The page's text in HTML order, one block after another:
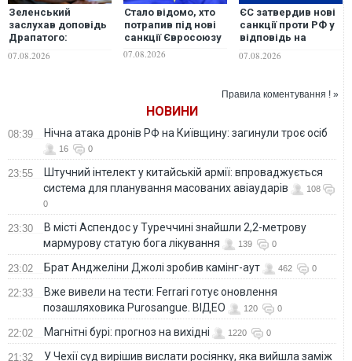
Зеленський
заслухав доповідь
Драпатого:
питання захисту
07.08.2026
Стало відомо, хто
потрапив під нові
санкції Євросоюзу
07.08.2026
ЄС затвердив нові
санкції проти РФ у
відповідь на
Україні
07.08.2026
Правила коментування ! »
НОВИНИ
08:39 Нічна атака дронів РФ на Київщину: загинули троє осіб
16 0
23:55
Штучний інтелект у китайській армії: впроваджується
система для планування масованих авіаударів
108
0
23:30
В місті Аспендос у Туреччині знайшли 2,2-метрову
мармурову статую бога лікування
139 0
23:02 Брат Анджеліни Джолі зробив камінг-аут 462 0
22:33
Вже вивели на тести: Ferrari готує оновлення
позашляховика Purosangue. ВІДЕО
120 0
22:02 Магнітні бурі: прогноз на вихідні 1220 0
21:32
У Чехії суд вирішив вислати росіянку, яка вийшла заміж